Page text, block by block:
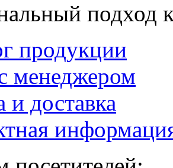
подход
продукции
менеджером
и доставка